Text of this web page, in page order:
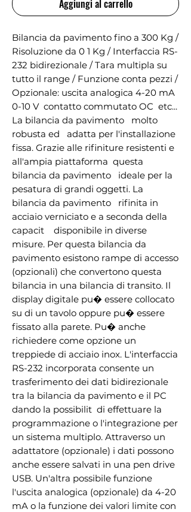
Aggiungi al carrello
Bilancia da pavimento fino a 300 Kg /
Risoluzione da 0 1 Kg / Interfaccia RS-
232 bidirezionale / Tara multipla su
tutto il range / Funzione conta pezzi /
Opzionale: uscita analogica 4-20 mA
0-10 V  contatto commutato OC  etc...
La bilancia da pavimento   molto
robusta ed   adatta per l'installazione
fissa. Grazie alle rifiniture resistenti e
all'ampia piattaforma  questa
bilancia da pavimento   ideale per la
pesatura di grandi oggetti. La
bilancia da pavimento   rifinita in
acciaio verniciato e a seconda della
capacit    disponibile in diverse
misure. Per questa bilancia da
pavimento esistono rampe di accesso
(opzionali) che convertono questa
bilancia in una bilancia di transito. Il
display digitale pu� essere collocato
su di un tavolo oppure pu� essere
fissato alla parete. Pu� anche
richiedere come opzione un
treppiede di acciaio inox. L'interfaccia
RS-232 incorporata consente un
trasferimento dei dati bidirezionale
tra la bilancia da pavimento e il PC
dando la possibilit  di effettuare la
programmazione o l'integrazione per
un sistema multiplo. Attraverso un
adattatore (opzionale) i dati possono
anche essere salvati in una pen drive
USB. Un'altra possibile funzione
l'uscita analogica (opzionale) da 4-20
mA o la funzione dei valori limite con